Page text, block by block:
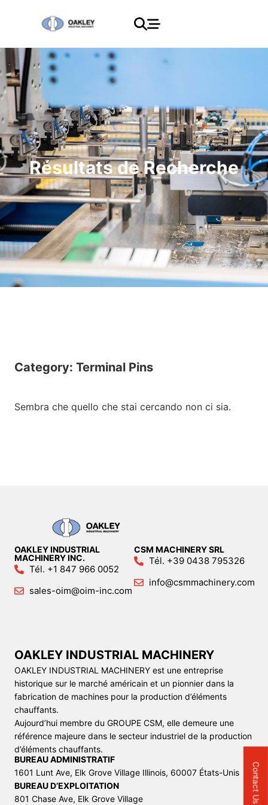
Résultats de Recherche
Category: Terminal Pins
Sembra che quello che stai cercando non ci sia.
OAKLEY INDUSTRIAL
MACHINERY INC.
Tél. +1 847 966 0052
sales-oim@oim-inc.com
CSM MACHINERY SRL
Tél. +39 0438 795326
info@csmmachinery.com
OAKLEY INDUSTRIAL MACHINERY
OAKLEY INDUSTRIAL MACHINERY est une entreprise
historique sur le marché américain et un pionnier dans la
fabrication de machines pour la production d’éléments
chauffants.
Aujourd’hui membre du GROUPE CSM, elle demeure une
référence majeure dans le secteur industriel de la production
d’éléments chauffants.
BUREAU ADMINISTRATIF
1601 Lunt Ave, Elk Grove Village Illinois, 60007 États-Unis
BUREAU D’EXPLOITATION
801 Chase Ave, Elk Grove Village
Contact Us